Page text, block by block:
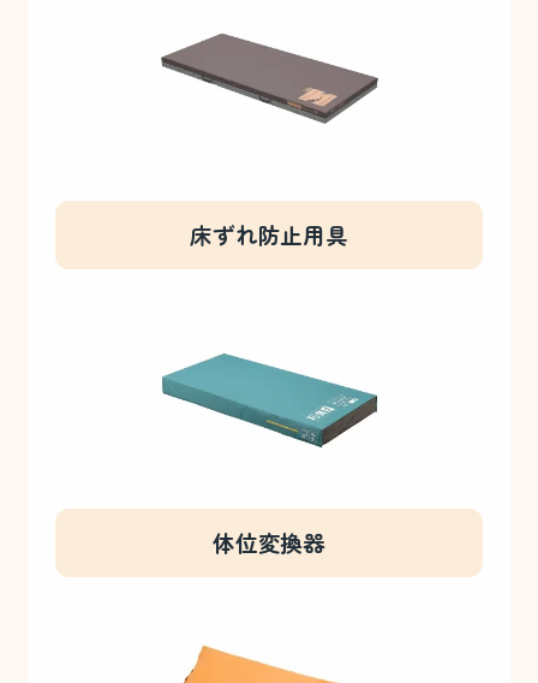
床ずれ防止用具
体位変換器